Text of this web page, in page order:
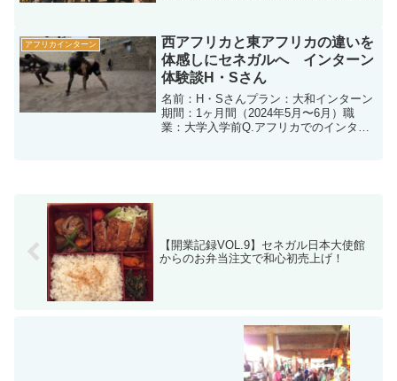
フリカではまだまだインターンの受入れ
は多くはあり...
アフリカインターン
西アフリカと東アフリカの違いを
体感しにセネガルへ インターン
体験談H・Sさん
名前：H・Sさんプラン：大和インターン
期間：1ヶ月間（2024年5月〜6月）職
業：大学入学前Q.アフリカでのインター
【開業記録VOL.9】セネガル日本大使館
からのお弁当注文で和心初売上げ！